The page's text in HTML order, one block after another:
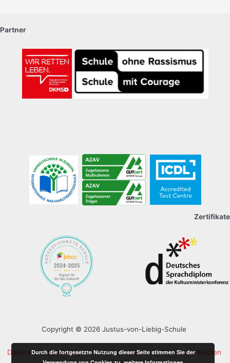
Partner
Zertifikate
Copyright © 2026 Justus-von-Liebig-Schule
Datenschutzerklärung
Datenschutzerklärung für soziale Medien
Durch die fortgesetzte Nutzung dieser Seite stimmen Sie der